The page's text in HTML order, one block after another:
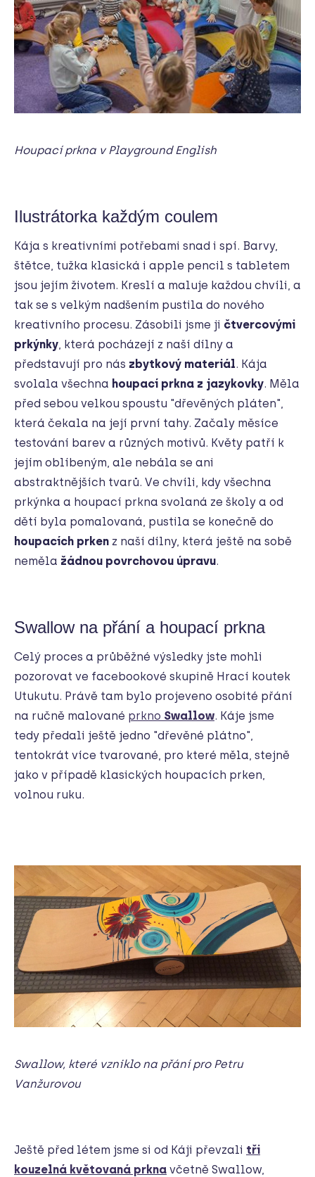
Houpací prkna v Playground English
Ilustrátorka každým coulem
Kája s kreativními potřebami snad i spí. Barvy,
štětce, tužka klasická i apple pencil s tabletem
jsou jejím životem. Kreslí a maluje každou chvíli, a
tak se s velkým nadšením pustila do nového
kreativního procesu. Zásobili jsme ji čtvercovými
prkýnky, která pocházejí z naší dílny a
představují pro nás zbytkový materiál. Kája
svolala všechna houpací prkna z jazykovky. Měla
před sebou velkou spoustu "dřevěných pláten",
která čekala na její první tahy. Začaly měsíce
testování barev a různých motivů. Květy patří k
jejím oblíbeným, ale nebála se ani
abstraktnějších tvarů. Ve chvíli, kdy všechna
prkýnka a houpací prkna svolaná ze školy a od
dětí byla pomalovaná, pustila se konečně do
houpacích prken z naší dílny, která ještě na sobě
neměla žádnou povrchovou úpravu.
Swallow na přání a houpací prkna
Celý proces a průběžné výsledky jste mohli
pozorovat ve facebookové skupině Hrací koutek
Utukutu. Právě tam bylo projeveno osobité přání
na ručně malované prkno Swallow. Káje jsme
tedy předali ještě jedno "dřevěné plátno",
tentokrát více tvarované, pro které měla, stejně
jako v případě klasických houpacích prken,
volnou ruku.
Swallow, které vzniklo na přání pro Petru
Vanžurovou
Ještě před létem jsme si od Káji převzali tři
kouzelná květovaná prkna včetně Swallow,